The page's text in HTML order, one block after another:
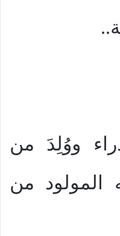
ووُلِدَ من
المولود من